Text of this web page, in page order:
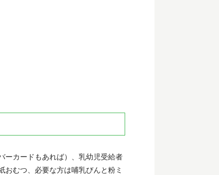
ーカードもあれば）、乳幼児受給者
むつ、必要な方は哺乳びんと粉ミ